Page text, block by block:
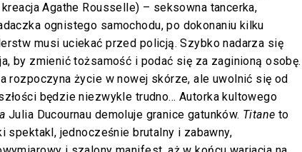
Agathe Rousselle) – seksowna tancerka,
ognistego samochodu, po dokonaniu kilku
musi uciekać przed policją. Szybko nadarza się
by zmienić tożsamość i podać się za zaginioną osobę.
rozpoczyna życie w nowej skórze, ale uwolnić się od
będzie niezwykle trudno… Autorka kultowego
Julia Ducournau demoluje granice gatunków. Titane to
spektakl, jednocześnie brutalny i zabawny,